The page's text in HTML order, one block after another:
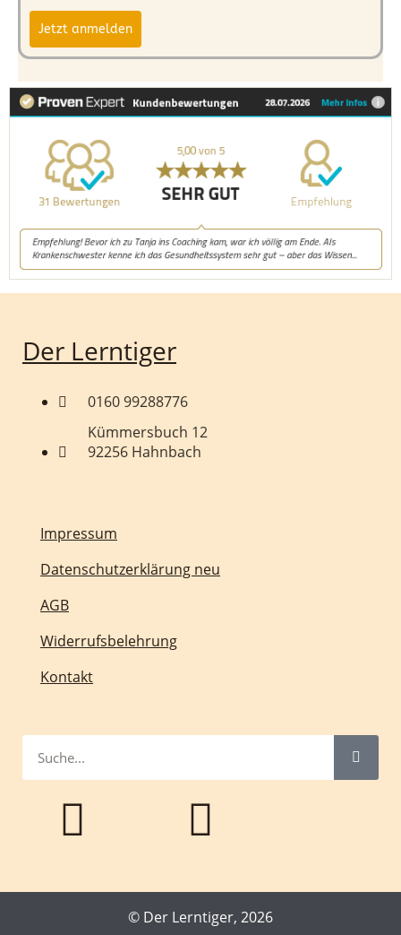
Jetzt anmelden
Der Lerntiger
0160 99288776
Kümmersbuch 12
92256 Hahnbach
Impressum
Datenschutzerklärung neu
AGB
Widerrufsbelehrung
Kontakt
© Der Lerntiger, 2026